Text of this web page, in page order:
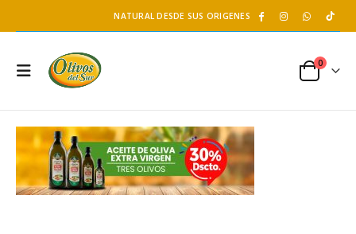
NATURAL DESDE SUS ORIGENES
0